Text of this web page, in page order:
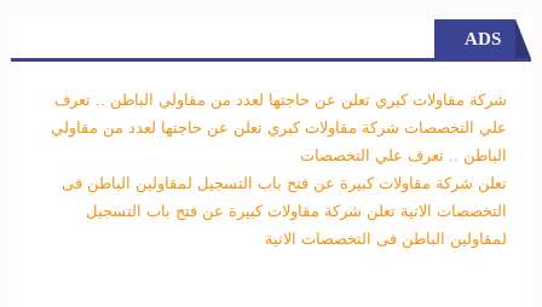
ADS
شركة مقاولات كبري تعلن عن حاجتها لعدد من مقاولي الباطن .. تعرف
علي التخصصات شركة مقاولات كبري تعلن عن حاجتها لعدد من مقاولي
الباطن .. تعرف علي التخصصات
تعلن شركة مقاولات كبيرة عن فتح باب التسجيل لمقاولين الباطن فى
التخصصات الاتية تعلن شركة مقاولات كبيرة عن فتح باب التسجيل
لمقاولين الباطن فى التخصصات الاتية